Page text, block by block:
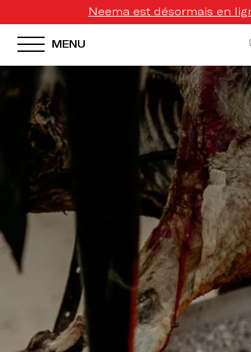
Neema est désormais en
HOTEL MENU
Domes Homepage
Our Resorts
Our Destinations
Signature Concepts
Domes Stories
Contact
MENU